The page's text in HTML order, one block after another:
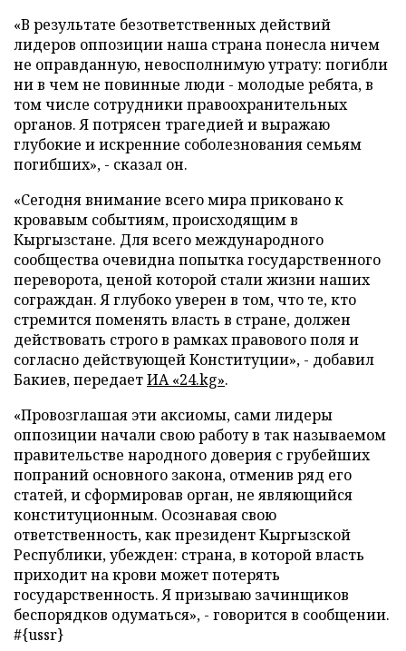
«В результате безответственных действий
лидеров оппозиции наша страна понесла ничем
не оправданную, невосполнимую утрату: погибли
ни в чем не повинные люди - молодые ребята, в
том числе сотрудники правоохранительных
органов. Я потрясен трагедией и выражаю
глубокие и искренние соболезнования семьям
погибших», - сказал он.
«Сегодня внимание всего мира приковано к
кровавым событиям, происходящим в
Кыргызстане. Для всего международного
сообщества очевидна попытка государственного
переворота, ценой которой стали жизни наших
сограждан. Я глубоко уверен в том, что те, кто
стремится поменять власть в стране, должен
действовать строго в рамках правового поля и
согласно действующей Конституции», - добавил
Бакиев, передаетИА «24.kg».
«Провозглашая эти аксиомы, сами лидеры
оппозиции начали свою работу в так называемом
правительстве народного доверия с грубейших
попраний основного закона, отменив ряд его
статей, и сформировав орган, не являющийся
конституционным. Осознавая свою
ответственность, как президент Кыргызской
Республики, убежден: страна, в которой власть
приходит на крови может потерять
государственность. Я призываю зачинщиков
беспорядков одуматься», - говорится в сообщении.
#{ussr}